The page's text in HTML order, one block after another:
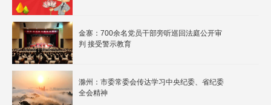
金寨：700余名党员干部旁听巡回法庭公开审
判 接受警示教育
滁州：市委常委会传达学习中央纪委、省纪委
全会精神